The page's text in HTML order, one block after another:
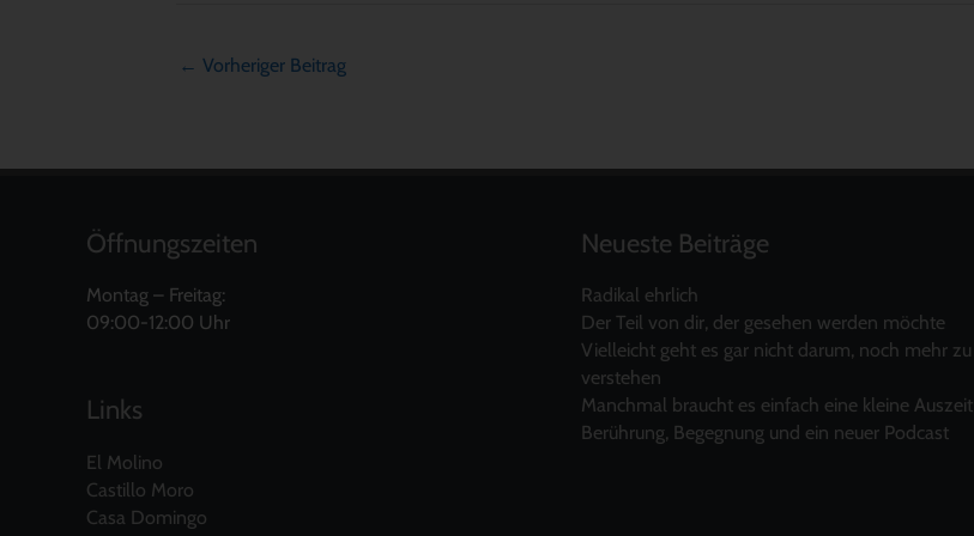
← Vorheriger Beitrag
Öffnungszeiten
Montag – Freitag:
09:00-12:00 Uhr
Links
El Molino
Castillo Moro
Casa Domingo
Neueste Beiträge
Radikal ehrlich
Der Teil von dir, der gesehen werden möchte
Vielleicht geht es gar nicht darum, noch mehr zu
verstehen
Manchmal braucht es einfach eine kleine Auszeit
Berührung, Begegnung und ein neuer Podcast